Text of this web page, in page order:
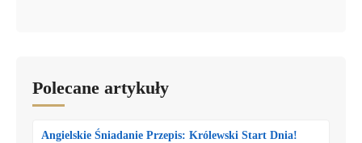
Polecane artykuły
Angielskie Śniadanie Przepis: Królewski Start Dnia!